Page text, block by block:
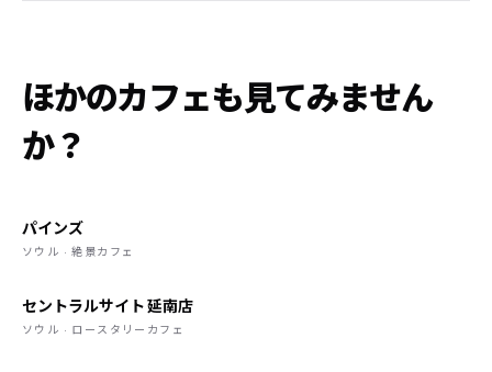
ほかのカフェも見てみません
か？
パインズ
ソウル · 絶景カフェ
セントラルサイト 延南店
ソウル · ロースタリーカフェ